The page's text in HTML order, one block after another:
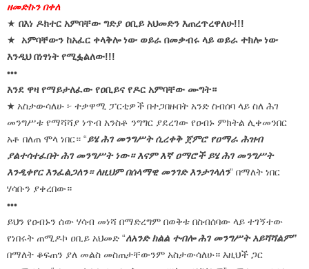
ዘመድኩን በቀለ
★ በእነ ዶክተር አምባቸው ግድያ ዐቢይ አህመድን እጠረጥረዋለሁ!!!
★ አምባቸውን ከአፈር ቀላቅሎ ነው ወይራ በመቃብሩ ላይ ወይራ ተክሎ ነው
እንዲህ በነፃነት የሚፏልለው!!!
•••
እንደ ዋዛ የማይታለፈው የዐቢይና የዶር አምባቸው ሙግት።
★ አስታውሳለሁ ፦ ተቃዋሚ ፓርቲዎች በተጋበዙበት አንድ ስብሰባ ላይ ስለ ሕገ
መንግሥቱ የማሻሻያ ነጥብ አንስቶ ንግግር ያደረገው የዐብኑ ምክትል ሊቀመንበር
አቶ በለጠ ሞላ ነበር። “ይሄ ሕገ መንግሥት ሲረቀቅ ጀምሮ የዐማራ ሕዝብ
ያልተሳተፈበት ሕገ መንግሥት ነው። እናም እኛ ዐማሮች ይሄ ሕገ መንግሥት
እንዲቀየር እንፈልጋለን። ለዚህም በሰላማዊ መንገድ እንታገላለን” በማለት ነበር
ሃሳቡን ያቀረበው።
•••
ይህን የዐብኑን ሰው ሃሳብ መነሻ በማድረግም በወቅቱ በስብሰባው ላይ ተገኝተው
የነበሩት ጠሚዶኮ ዐቢይ አህመድ “ለአንድ ክልል ተብሎ ሕገ መንግሥት አይሻሻልም”
በማለት ቆፍጠን ያለ መልስ መስጠታቸውንም አስታውሳለሁ። እዚህች ጋር